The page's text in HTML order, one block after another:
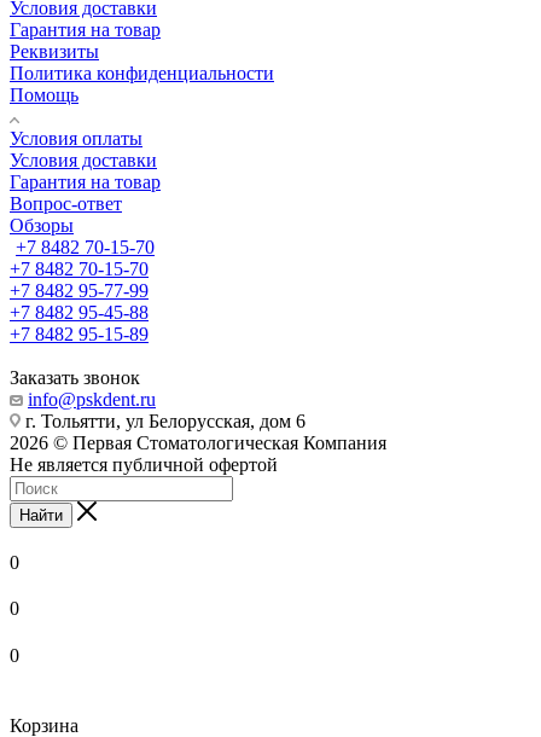
Условия доставки
Гарантия на товар
Реквизиты
Политика конфиденциальности
Помощь
Условия оплаты
Условия доставки
Гарантия на товар
Вопрос-ответ
Обзоры
+7 8482 70-15-70
+7 8482 70-15-70
+7 8482 95-77-99
+7 8482 95-45-88
+7 8482 95-15-89
Заказать звонок
info@pskdent.ru
г. Тольятти, ул Белорусская, дом 6
2026 © Первая Стоматологическая Компания
Не является публичной офертой
Найти
0
0
0
Корзина